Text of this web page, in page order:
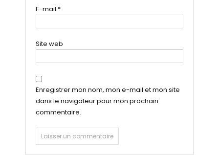
E-mail *
Site web
Enregistrer mon nom, mon e-mail et mon site
dans le navigateur pour mon prochain
commentaire.